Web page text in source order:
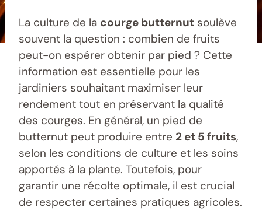
La culture de la courge butternut soulève
souvent la question : combien de fruits
peut-on espérer obtenir par pied ? Cette
information est essentielle pour les
jardiniers souhaitant maximiser leur
rendement tout en préservant la qualité
des courges. En général, un pied de
butternut peut produire entre 2 et 5 fruits,
selon les conditions de culture et les soins
apportés à la plante. Toutefois, pour
garantir une récolte optimale, il est crucial
de respecter certaines pratiques agricoles.